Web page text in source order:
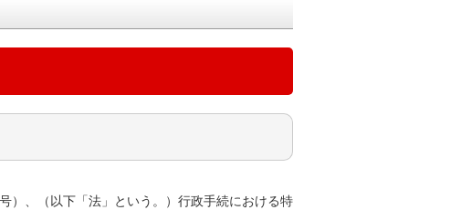
）、（以下「法」という。）行政手続における特